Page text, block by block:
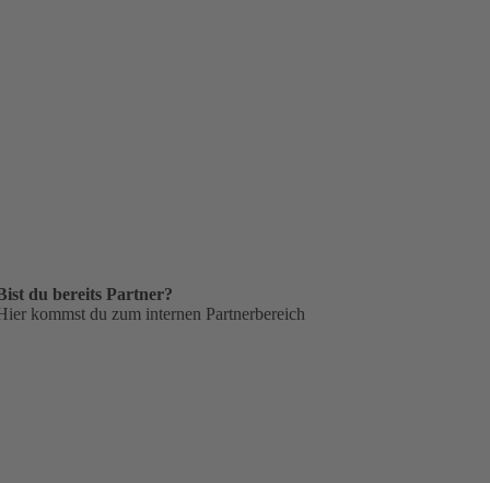
du bereits Partner?
kommst du zum internen Partnerbereich